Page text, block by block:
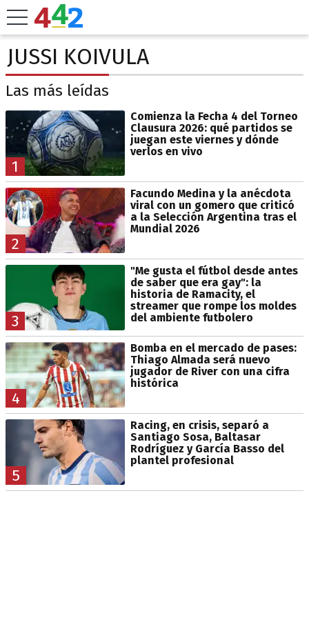
JUSSI KOIVULA
Las más leídas
1
Comienza la Fecha 4 del Torneo
Clausura 2026: qué partidos se
juegan este viernes y dónde
verlos en vivo
2
Facundo Medina y la anécdota
viral con un gomero que criticó
a la Selección Argentina tras el
Mundial 2026
3
"Me gusta el fútbol desde antes
de saber que era gay": la
historia de Ramacity, el
streamer que rompe los moldes
del ambiente futbolero
4
Bomba en el mercado de pases:
Thiago Almada será nuevo
jugador de River con una cifra
histórica
5
Racing, en crisis, separó a
Santiago Sosa, Baltasar
Rodríguez y García Basso del
plantel profesional